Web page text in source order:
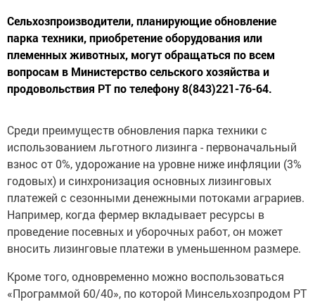
Сельхозпроизводители, планирующие обновление
парка техники, приобретение оборудования или
племенных животных, могут обращаться по всем
вопросам в Министерство сельского хозяйства и
продовольствия РТ по телефону 8(843)221-76-64.
Среди преимуществ обновления парка техники с
использованием льготного лизинга - первоначальный
взнос от 0%, удорожание на уровне ниже инфляции (3%
годовых) и синхронизация основных лизинговых
платежей с сезонными денежными потоками аграриев.
Например, когда фермер вкладывает ресурсы в
проведение посевных и уборочных работ, он может
вносить лизинговые платежи в уменьшенном размере.
Кроме того, одновременно можно воспользоваться
«Программой 60/40», по которой Минсельхозпродом РТ